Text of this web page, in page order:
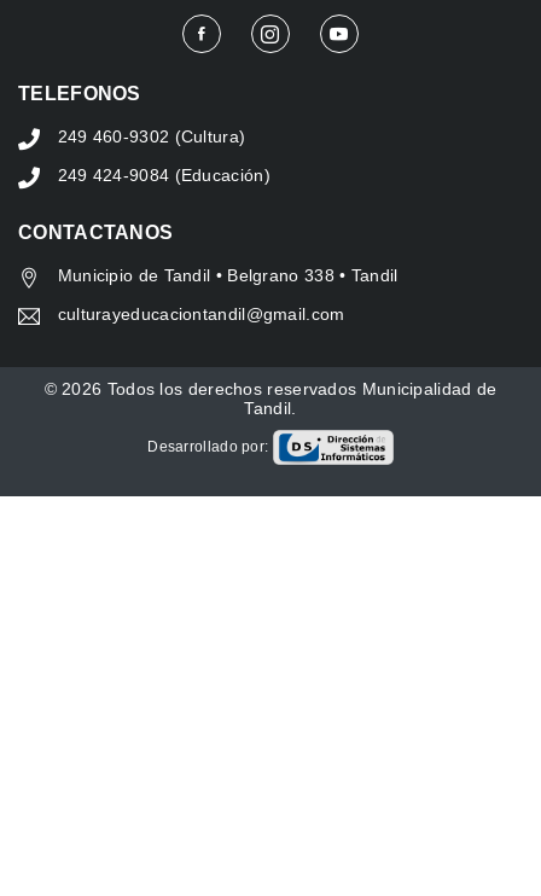
TELEFONOS
249 460-9302 (Cultura)
249 424-9084 (Educación)
CONTACTANOS
Municipio de Tandil • Belgrano 338 • Tandil
culturayeducaciontandil@gmail.com
© 2026 Todos los derechos reservados Municipalidad de
Tandil.
Desarrollado por: